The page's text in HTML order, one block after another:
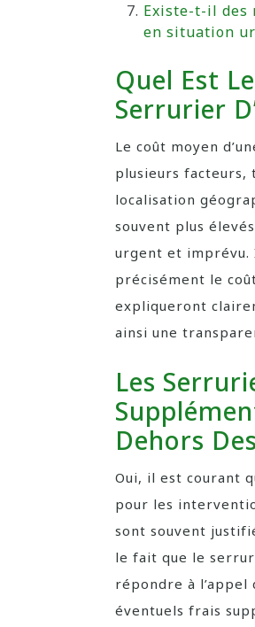
Existe-t-il des
en situation
Quel Est
Serrurier
Le coût moyen
plusieurs facteurs,
localisation
souvent plus
urgent et imprévu.
précisément le
expliqueront
ainsi une
Les
Dehors
Oui, il est courant
pour les
sont souvent
le fait que le
répondre à l’appel
éventuels frais